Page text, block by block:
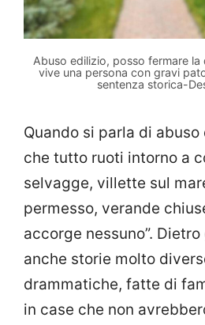
Abuso edilizio, posso fermare la
vive una persona con gravi
sentenza storica-
Quando si parla di
che tutto ruoti intorno a
selvagge, villette sul
permesso, verande
accorge nessuno”.
anche storie molto
drammatiche, fatte di
in case che non